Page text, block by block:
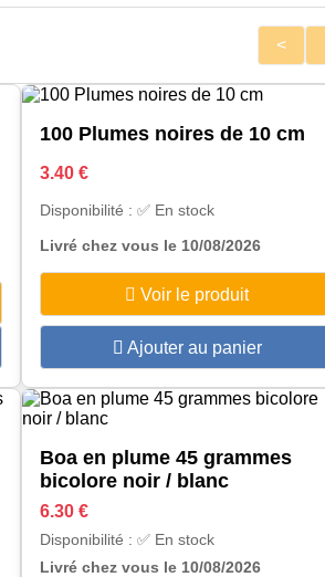
<
100 Plumes noires de 10 cm
3.40 €
Disponibilité : ✅ En stock
Livré chez vous le 10/08/2026
Voir le produit
Ajouter au panier
Boa en plume 45 grammes
bicolore noir / blanc
6.30 €
Disponibilité : ✅ En stock
Livré chez vous le 10/08/2026